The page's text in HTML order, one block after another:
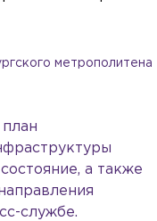
метрополитена
а также
службе.